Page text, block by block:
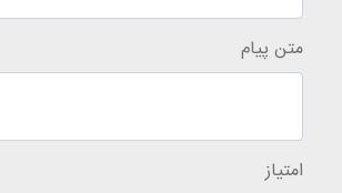
متن پیام
امتیاز